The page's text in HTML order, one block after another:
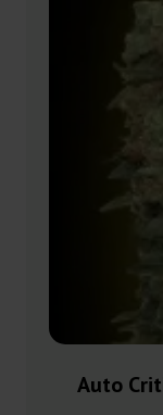
Auto